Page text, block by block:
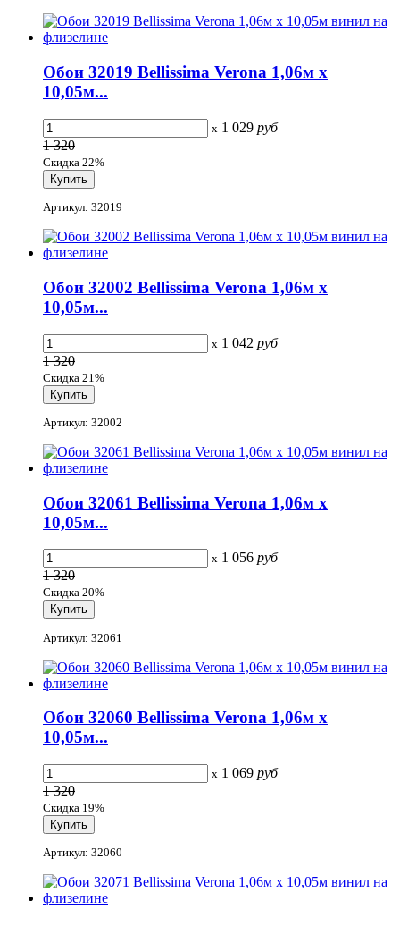
Обои 32019 Bellissima Verona 1,06м х
10,05м...
x 1 029 руб
1 320
Скидка 22%
Артикул: 32019
Обои 32002 Bellissima Verona 1,06м х
10,05м...
x 1 042 руб
1 320
Скидка 21%
Артикул: 32002
Обои 32061 Bellissima Verona 1,06м х
10,05м...
x 1 056 руб
1 320
Скидка 20%
Артикул: 32061
Обои 32060 Bellissima Verona 1,06м х
10,05м...
x 1 069 руб
1 320
Скидка 19%
Артикул: 32060